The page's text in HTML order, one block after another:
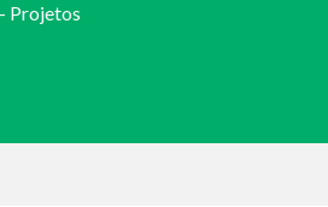
Projetos